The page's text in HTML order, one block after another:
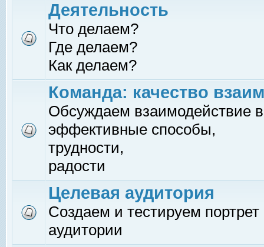
Деятельность
Что делаем?
Где делаем?
Как делаем?
Команда: качество
Обсуждаем взаимодействие
эффективные способы,
трудности,
радости
Целевая аудитория
Создаем и тестируем
аудитории